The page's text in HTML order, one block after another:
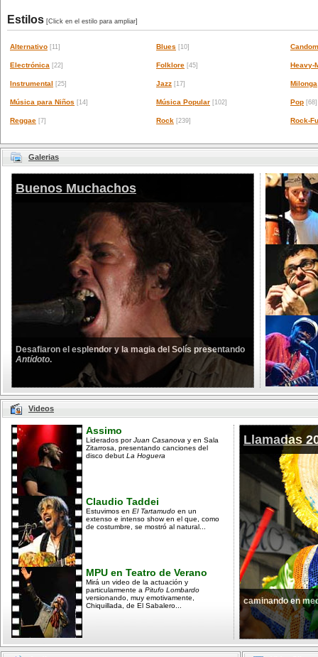
Estilos [Click en el estilo para ampliar]
Alternativo [11] Blues [10]
Electrónica [22] Folklore [45] Heavy-
Instrumental [25] Jazz [17] Milonga
Música para Niños [14] Música Popular [102] Pop [68]
Reggae [7] Rock [239] Rock-
Galerias
Buenos Muchachos
Desafiaron el esplendor y la magia del Solís presentando
Antídoto.
Videos
Assimo
Liderados porJuan Casanova y en Sala
Zitarrosa, presentando canciones del
disco debut La Hoguera
Claudio Taddei
Estuvimos en El Tartamudo en un
extenso e intenso show en el que, como
de costumbre, se mostró al natural...
MPU en Teatro de Verano
Mirá un video de la actuación y
particularmente a Pitufo Lombardo
versionando, muy emotivamente,
Chiquillada, de El Sabalero...
Llamadas
caminando en